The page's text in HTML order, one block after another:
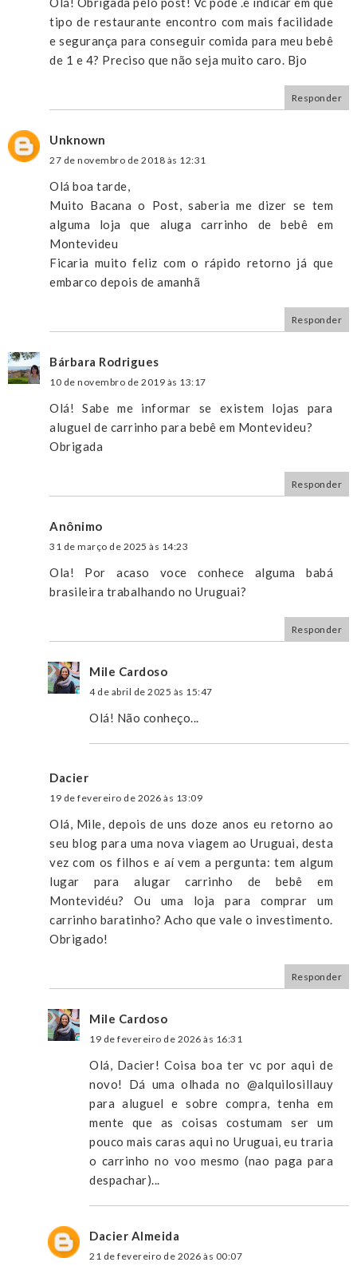
tipo de restaurante encontro com mais facilidade
e segurança para conseguir comida para meu bebê
de 1 e 4? Preciso que não seja muito caro. Bjo
Responder
Unknown
27 de novembro de 2018 às 12:31
Olá boa tarde,
Muito Bacana o Post, saberia me dizer se tem
alguma loja que aluga carrinho de bebê em
Montevideu
Ficaria muito feliz com o rápido retorno já que
embarco depois de amanhã
Responder
Bárbara Rodrigues
10 de novembro de 2019 às 13:17
Olá! Sabe me informar se existem lojas para
aluguel de carrinho para bebê em Montevideu?
Obrigada
Responder
Anônimo
31 de março de 2025 às 14:23
Ola! Por acaso voce conhece alguma babá
brasileira trabalhando no Uruguai?
Responder
Mile Cardoso
4 de abril de 2025 às 15:47
Olá! Não conheço...
Dacier
19 de fevereiro de 2026 às 13:09
Olá, Mile, depois de uns doze anos eu retorno ao
seu blog para uma nova viagem ao Uruguai, desta
vez com os filhos e aí vem a pergunta: tem algum
lugar para alugar carrinho de bebê em
Montevidéu? Ou uma loja para comprar um
carrinho baratinho? Acho que vale o investimento.
Obrigado!
Responder
Mile Cardoso
19 de fevereiro de 2026 às 16:31
Olá, Dacier! Coisa boa ter vc por aqui de
novo! Dá uma olhada no @alquilosillauy
para aluguel e sobre compra, tenha em
mente que as coisas costumam ser um
pouco mais caras aqui no Uruguai, eu traria
o carrinho no voo mesmo (nao paga para
despachar)...
Dacier Almeida
21 de fevereiro de 2026 às 00:07